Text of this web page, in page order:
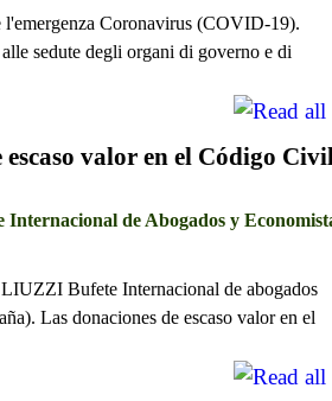
l'emergenza Coronavirus (COVID-19).
sedute degli organi di governo e di
escaso valor en el Código
de Abogados y
Bufete Internacional de abogados
Las donaciones de escaso valor en el